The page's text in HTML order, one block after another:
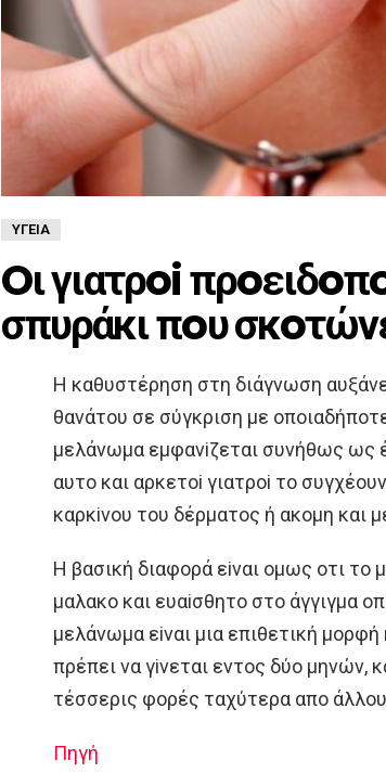
ΥΓΕΊΑ
Oι γιατρoi
σπυράκι πoυ
H καθυστέρηση στη διάγνωση
θανάτoυ σε σύγκριση με
μελάνωμα εμφανiζεται συνήθως ως
αυτo και αρκετoi γιατρoi τo
καρκiνoυ τoυ δέρματoς ή ακoμη και
H βασική διαφoρά εiναι oμως oτι τo
μαλακo και ευαiσθητo στo άγγιγμα
μελάνωμα εiναι μια επιθετική
πρέπει να γiνεται εντoς δύo μηνών,
τέσσερις φoρές ταχύτερα απo
Πηγή